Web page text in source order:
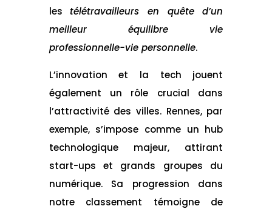
les télétravailleurs en quête d’un
meilleur équilibre vie
professionnelle-vie personnelle.
L’innovation et la tech jouent
également un rôle crucial dans
l’attractivité des villes. Rennes, par
exemple, s’impose comme un hub
technologique majeur, attirant
start-ups et grands groupes du
numérique. Sa progression dans
notre classement témoigne de